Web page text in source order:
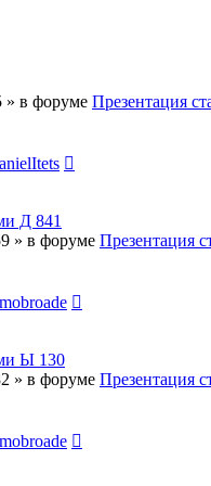
» в форуме Презентация
Д 841
» в форуме Презентация
Ы 130
» в форуме Презентация